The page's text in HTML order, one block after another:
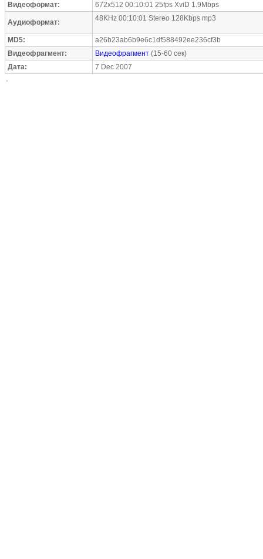
Видеоформат:
672x512 00:10:01 25fps XviD 1.9Mbps
Аудиоформат: 48KHz 00:10:01 Stereo 128Kbps mp3
MD5:
a26b23ab6b9e6c1df588492ee236cf3b
Видеофрагмент:
Видеофрагмент (15-60 сек)
Дата:
7 Dec 2007